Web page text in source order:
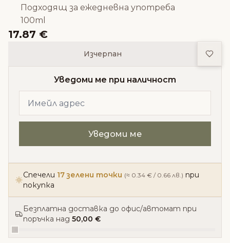
Подходящ за ежедневна употреба
100ml
17.87 €
Изчерпан
Уведоми ме при наличност
Спечели 17 зелени точки (≈ 0.34 € / 0.66 лв.) при
покупка
Безплатна доставка до офис/автомат при
поръчка над 50,00 €